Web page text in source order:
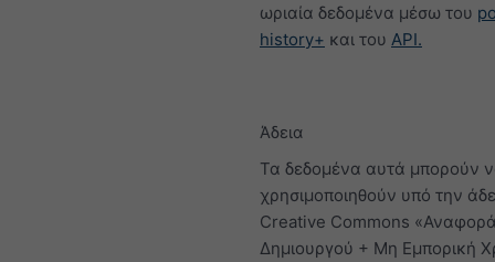
ωριαία δεδομένα μέσω του
history+ και του API.
Άδεια
Τα δεδομένα αυτά μπορούν
χρησιμοποιηθούν υπό την
Creative Commons
Δημιουργού + Μη Εμπορική